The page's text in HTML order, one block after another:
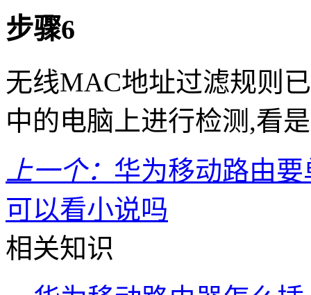
步骤6
无线MAC地址过滤规则
中的电脑上进行检测,看
上一个： 华为移动路由要
可以看小说吗
相关知识